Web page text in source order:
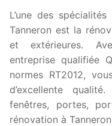
L’une des
Tanneron est la
et extérieures.
entreprise qualifiée
normes RT2012,
d’excellente
fenêtres, portes,
rénovation à